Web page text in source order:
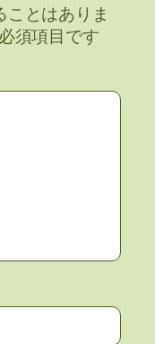
とはありま
須項目です